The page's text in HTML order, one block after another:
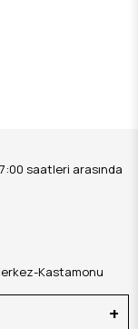
saatleri arasında
Kastamonu